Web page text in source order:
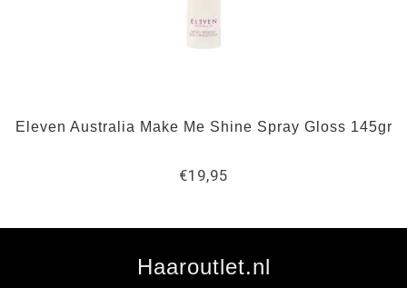
Eleven Australia Make Me Shine Spray Gloss 145gr
€19,95
Haaroutlet.nl